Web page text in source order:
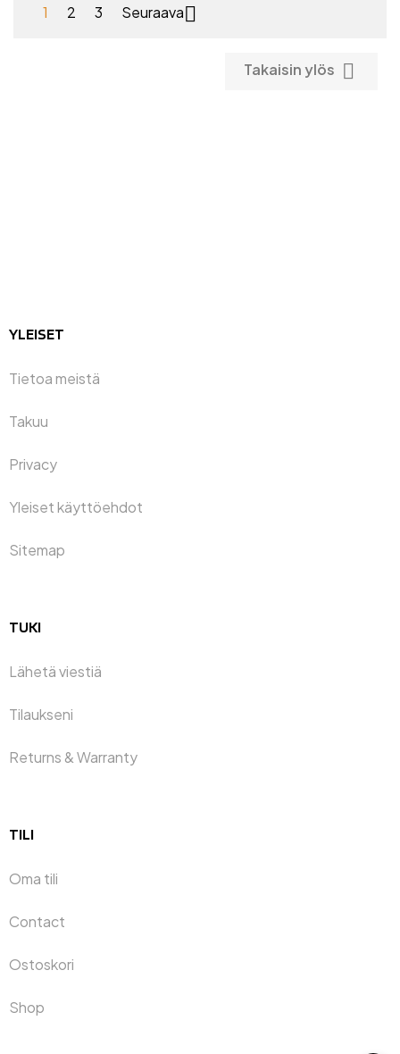
1
2 3 Seuraava
Takaisin ylös 
YLEISET
Tietoa meistä
Takuu
Privacy
Yleiset käyttöehdot
Sitemap
TUKI
Lähetä viestiä
Tilaukseni
Returns & Warranty
TILI
Oma tili
Contact
Ostoskori
Shop